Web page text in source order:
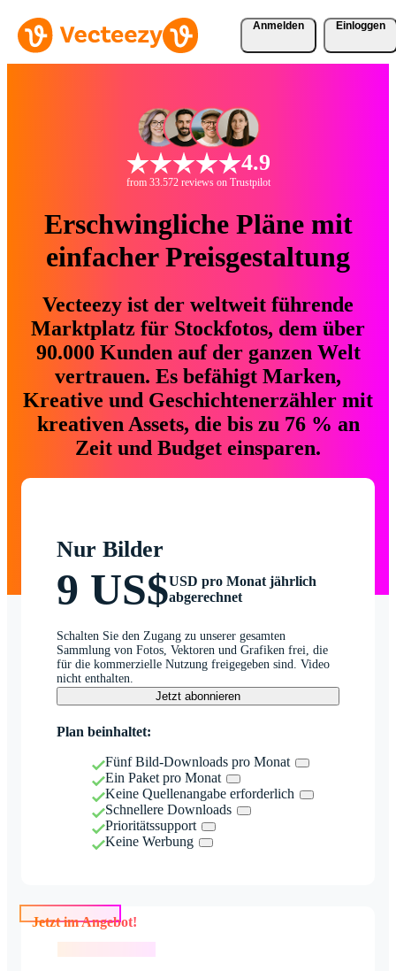
Anmelden Einloggen
4.9
from 33.572 reviews on Trustpilot
Erschwingliche Pläne mit
einfacher Preisgestaltung
Vecteezy ist der weltweit führende
Marktplatz für Stockfotos, dem über
90.000 Kunden auf der ganzen Welt
vertrauen. Es befähigt Marken,
Kreative und Geschichtenerzähler mit
kreativen Assets, die bis zu 76 % an
Zeit und Budget einsparen.
Nur Bilder
9 US$USD pro Monat jährlich
abgerechnet
Schalten Sie den Zugang zu unserer gesamten
Sammlung von Fotos, Vektoren und Grafiken frei, die
für die kommerzielle Nutzung freigegeben sind. Video
nicht enthalten.
Jetzt abonnieren
Plan beinhaltet:
Fünf Bild-Downloads pro Monat
Ein Paket pro Monat
Keine Quellenangabe erforderlich
Schnellere Downloads
Prioritätssupport
Keine Werbung
Jetzt im Angebot!